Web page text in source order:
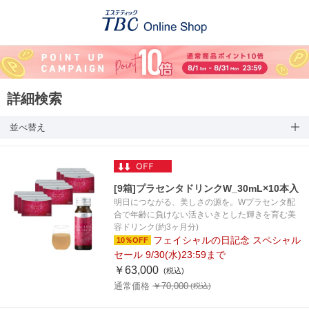
詳細検索
並べ替え
[9箱]プラセンタドリンクW_30mL×10本入
明日につながる、美しさの源を。Wプラセンタ配
合で年齢に負けない活きいきとした輝きを育む美
容ドリンク(約3ヶ月分)
10％OFF
フェイシャルの日記念 スペシャル
セール 9/30(水)23:59まで
￥63,000
通常価格 ￥70,000